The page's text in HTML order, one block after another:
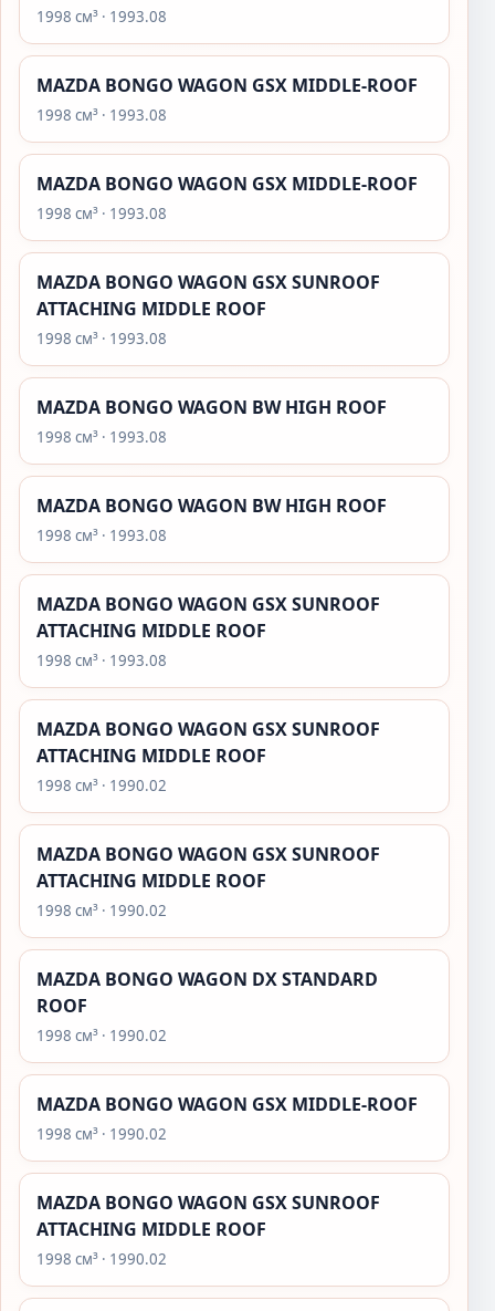
1998 см³ · 1993.08
MAZDA BONGO WAGON GSX MIDDLE-ROOF
1998 см³ · 1993.08
MAZDA BONGO WAGON GSX MIDDLE-ROOF
1998 см³ · 1993.08
MAZDA BONGO WAGON GSX SUNROOF
ATTACHING MIDDLE ROOF
1998 см³ · 1993.08
MAZDA BONGO WAGON BW HIGH ROOF
1998 см³ · 1993.08
MAZDA BONGO WAGON BW HIGH ROOF
1998 см³ · 1993.08
MAZDA BONGO WAGON GSX SUNROOF
ATTACHING MIDDLE ROOF
1998 см³ · 1993.08
MAZDA BONGO WAGON GSX SUNROOF
ATTACHING MIDDLE ROOF
1998 см³ · 1990.02
MAZDA BONGO WAGON GSX SUNROOF
ATTACHING MIDDLE ROOF
1998 см³ · 1990.02
MAZDA BONGO WAGON DX STANDARD
ROOF
1998 см³ · 1990.02
MAZDA BONGO WAGON GSX MIDDLE-ROOF
1998 см³ · 1990.02
MAZDA BONGO WAGON GSX SUNROOF
ATTACHING MIDDLE ROOF
1998 см³ · 1990.02